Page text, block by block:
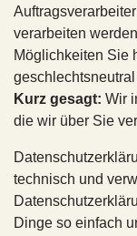
verarbeiten
Möglichkeiten Sie
Kurz gesagt: Wir
die wir über Sie
technisch und
Dinge so einfach